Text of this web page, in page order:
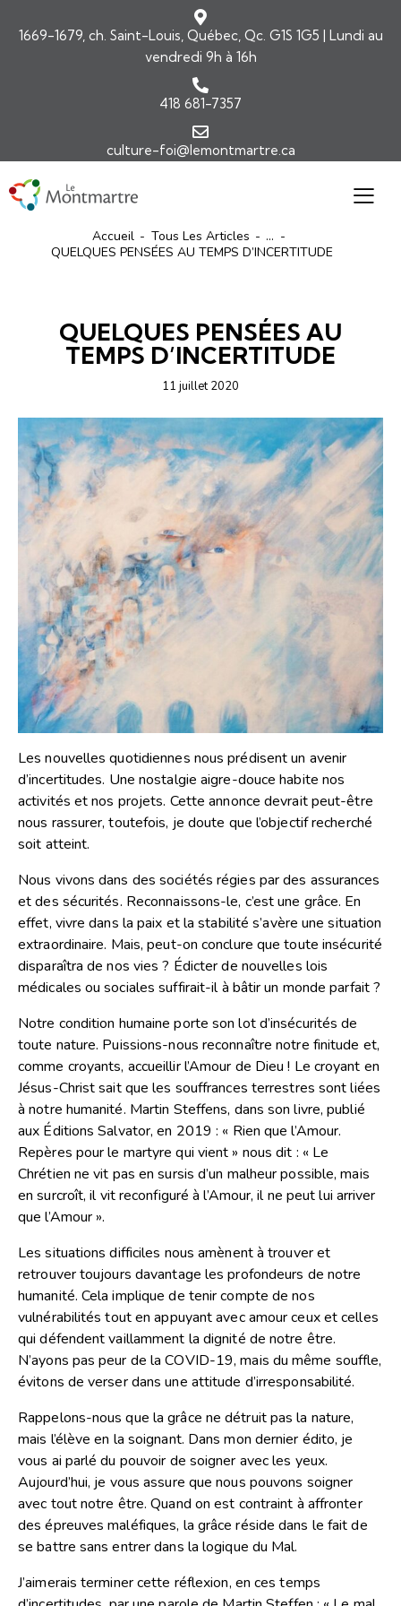
1669-1679, ch. Saint-Louis, Québec, Qc. G1S 1G5 | Lundi au
vendredi 9h à 16h
418 681-7357
culture-foi@lemontmartre.ca
Accueil Tous Les Articles
...
QUELQUES PENSÉES AU TEMPS D’INCERTITUDE
QUELQUES PENSÉES AU
TEMPS D’INCERTITUDE
11 juillet 2020
Les nouvelles quotidiennes nous prédisent un avenir
d’incertitudes. Une nostalgie aigre-douce habite nos
activités et nos projets. Cette annonce devrait peut-être
nous rassurer, toutefois, je doute que l’objectif recherché
soit atteint.
Nous vivons dans des sociétés régies par des assurances
et des sécurités. Reconnaissons-le, c’est une grâce. En
effet, vivre dans la paix et la stabilité s’avère une situation
extraordinaire. Mais, peut-on conclure que toute insécurité
disparaîtra de nos vies ? Édicter de nouvelles lois
médicales ou sociales suffirait-il à bâtir un monde parfait ?
Notre condition humaine porte son lot d’insécurités de
toute nature. Puissions-nous reconnaître notre finitude et,
comme croyants, accueillir l’Amour de Dieu ! Le croyant en
Jésus-Christ sait que les souffrances terrestres sont liées
à notre humanité. Martin Steffens, dans son livre, publié
aux Éditions Salvator, en 2019 : « Rien que l’Amour.
Repères pour le martyre qui vient » nous dit : « Le
Chrétien ne vit pas en sursis d’un malheur possible, mais
en surcroît, il vit reconfiguré à l’Amour, il ne peut lui arriver
que l’Amour ».
Les situations difficiles nous amènent à trouver et
retrouver toujours davantage les profondeurs de notre
humanité. Cela implique de tenir compte de nos
vulnérabilités tout en appuyant avec amour ceux et celles
qui défendent vaillamment la dignité de notre être.
N’ayons pas peur de la COVID-19, mais du même souffle,
évitons de verser dans une attitude d’irresponsabilité.
Rappelons-nous que la grâce ne détruit pas la nature,
mais l’élève en la soignant. Dans mon dernier édito, je
vous ai parlé du pouvoir de soigner avec les yeux.
Aujourd’hui, je vous assure que nous pouvons soigner
avec tout notre être. Quand on est contraint à affronter
des épreuves maléfiques, la grâce réside dans le fait de
se battre sans entrer dans la logique du Mal.
J’aimerais terminer cette réflexion, en ces temps